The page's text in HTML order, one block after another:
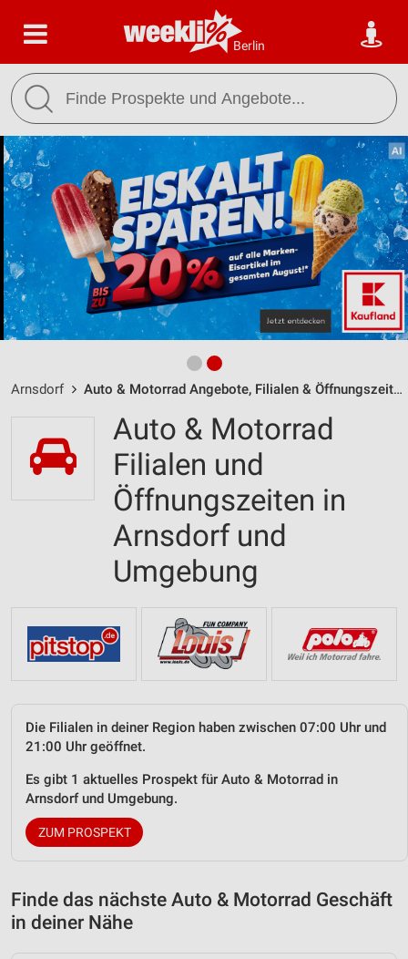
Berlin
Arnsdorf Auto & Motorrad Angebote, Filialen & Öffnungszeiten
Auto & Motorrad
Filialen und
Öffnungszeiten in
Arnsdorf und
Umgebung
Die Filialen in deiner Region haben zwischen 07:00 Uhr und
21:00 Uhr geöffnet.
Es gibt 1 aktuelles Prospekt für Auto & Motorrad in
Arnsdorf und Umgebung.
ZUM PROSPEKT
Finde das nächste Auto & Motorrad Geschäft
in deiner Nähe